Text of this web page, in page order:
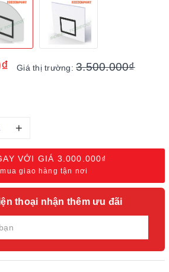
Giá thị trường:3.500.000₫
+
VỚI GIÁ 3.000.000₫
giao hàng tận nơi
thoại nhận thêm ưu đãi